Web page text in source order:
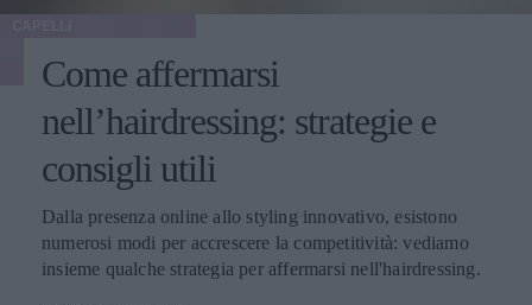
Come affermarsi
nell’hairdressing: strategie e
consigli utili
Dalla presenza online allo styling innovativo, esistono
numerosi modi per accrescere la competitività: vediamo
insieme qualche strategia per affermarsi nell'hairdressing.